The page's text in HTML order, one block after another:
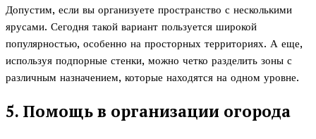
Допустим, если вы организуете пространство с несколькими
ярусами. Сегодня такой вариант пользуется широкой
популярностью, особенно на просторных территориях. А еще,
используя подпорные стенки, можно четко разделить зоны с
различным назначением, которые находятся на одном уровне.
5. Помощь в организации огорода